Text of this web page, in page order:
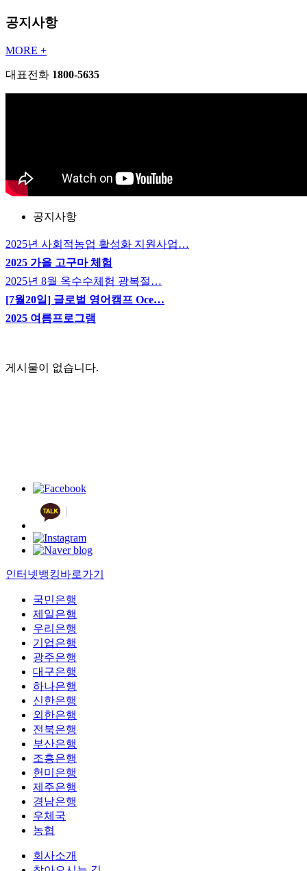
공지사항
MORE +
대표전화 1800-5635
공지사항
2025년 사회적농업 활성화 지원사업…
2025 가을 고구마 체험
2025년 8월 옥수수체험 광복절…
[7월20일] 글로벌 영어캠프 Oce…
2025 여름프로그램
게시물이 없습니다.
인터넷뱅킹바로가기
국민은행
제일은행
우리은행
기업은행
광주은행
대구은행
하나은행
신한은행
외한은행
전북은행
부산은행
조흥은행
헌미은행
제주은행
경남은행
우체국
농협
회사소개